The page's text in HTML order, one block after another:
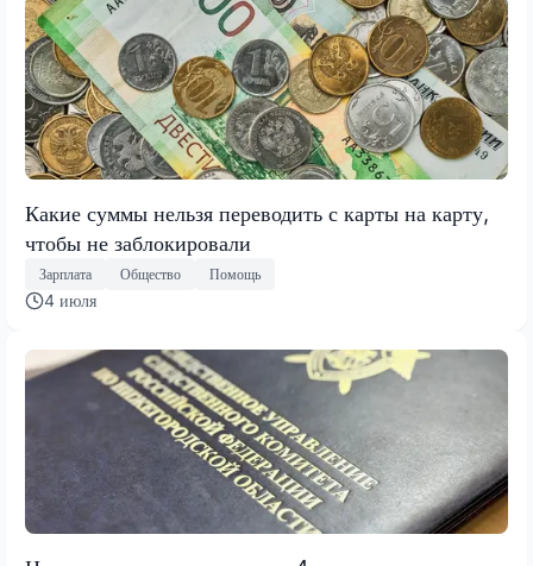
Какие суммы нельзя переводить с карты на карту,
чтобы не заблокировали
Зарплата Общество Помощь
4 июля